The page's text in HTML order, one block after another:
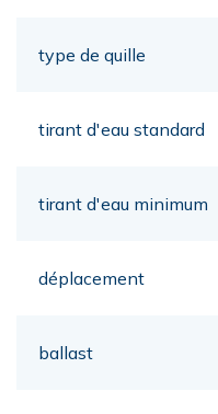
type de quille
tirant d'eau standard
tirant d'eau minimum
déplacement
ballast